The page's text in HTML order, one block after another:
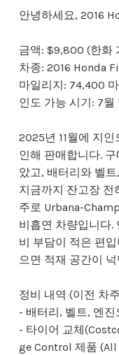
안녕하세요, 2016
금액: $9,800 (한화
차종: 2016 Honda
마일리지: 74,400
인도 가능 시기: 7
2025년 11월에 지
인해 판매합니다.
았고, 배터리와 벨
지금까지 잔고장 전
주로 Urbana-
비흡연 차량입니다.
비 부담이 적은 편
으면 적재 공간이
정비 내역 (이전 차
- 배터리, 벨트, 엔진
- 타이어 교체
ge Control 제품